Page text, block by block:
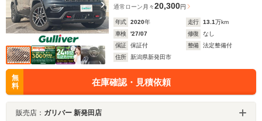
通常ローン 月々20,300円
年式 2020年 走行 13.1万km
車検
'27/07 修復
なし
保証
保証付 整備
法定整備付
住所
新潟県新発田市
無
料
在庫確認・見積依頼
販売店： ガリバー 新発田店